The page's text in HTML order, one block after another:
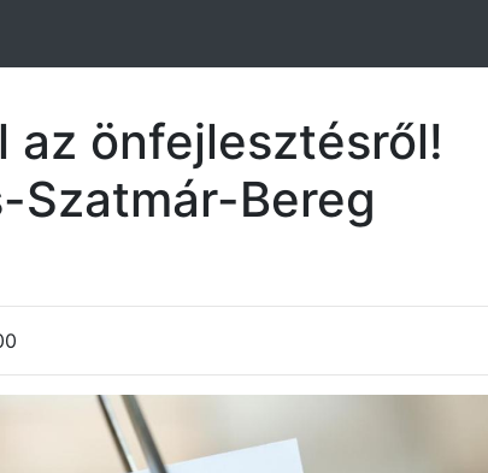
az önfejlesztésről!
Szatmár-Bereg